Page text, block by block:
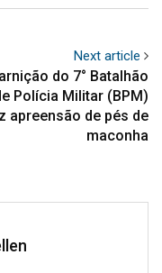
Next article
do 7° Batalhão
Polícia Militar (BPM)
apreensão de pés de
maconha